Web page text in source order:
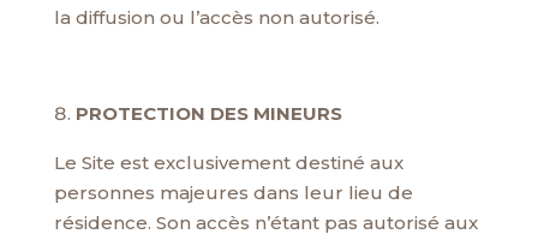
la diffusion ou l’accès non autorisé.
PROTECTION DES MINEURS
Le Site est exclusivement destiné aux
personnes majeures dans leur lieu de
résidence. Son accès n’étant pas autorisé aux